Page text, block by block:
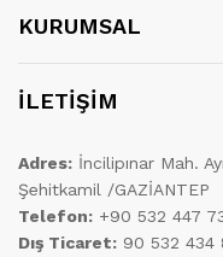
KURUMSAL
İLETİŞİM
Adres: İncilipınar Mah.
Şehitkamil /GAZİANTEP
Telefon: +90 532 447
Dış Ticaret: 90 532 434